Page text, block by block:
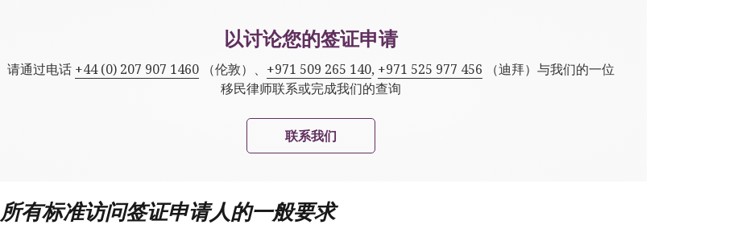
以讨论您的签证申请
请通过电话 +44 (0) 207 907 1460（伦敦）、 +971 509 265 140, +971 525 977 456 （迪拜）与我们的一位
移民律师联系或完成我们的查询
联系我们
所有标准访问签证申请人的一般要求